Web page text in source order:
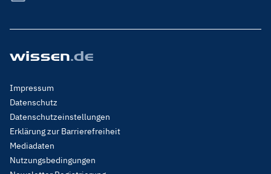
Footer
Menu
Legal
Impressum
Datenschutz
Datenschutzeinstellungen
Erklärung zur Barrierefreiheit
Mediadaten
Nutzungsbedingungen